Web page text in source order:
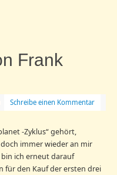
Frank
Schreibe einen Kommentar
-Zyklus“ gehört,
doch immer wieder an mir
ich erneut darauf
für den Kauf der ersten drei